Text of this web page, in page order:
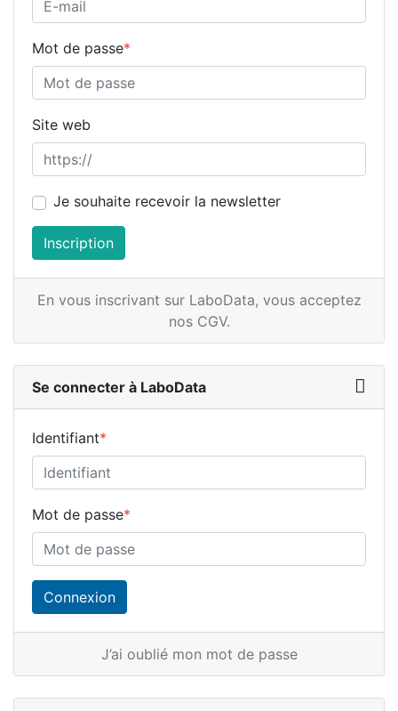
Mot de passe*
Site web
Je souhaite recevoir la newsletter
Inscription
En vous inscrivant sur LaboData, vous acceptez
nos CGV.
Se connecter à LaboData
Identifiant*
Mot de passe*
J’ai oublié mon mot de passe